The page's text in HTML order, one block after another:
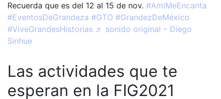
Recuerda que es del 12 al 15 de nov. #AmiMeEncanta
#EventosDeGrandeza #GTO #GrandezDeMéxico
#ViveGrandesHistorias ♬ sonido original – Diego
Sinhue
Las actividades que te
esperan en la FIG2021